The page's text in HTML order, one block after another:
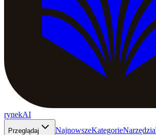
rynekAI
Przeglądaj NajnowszeKategorieNarzędzia